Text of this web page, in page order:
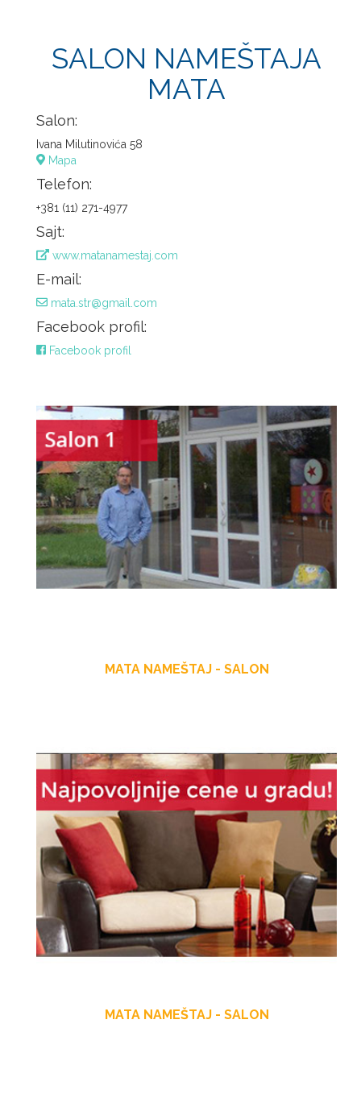
SALON NAMEŠTAJA
MATA
Salon:
Ivana Milutinovića 58
Mapa
Telefon:
+381 (11) 271-4977
Sajt:
www.matanamestaj.com
E-mail:
mata.str@gmail.com
Facebook profil:
Facebook profil
MATA NAMEŠTAJ - SALON
MATA NAMEŠTAJ - SALON